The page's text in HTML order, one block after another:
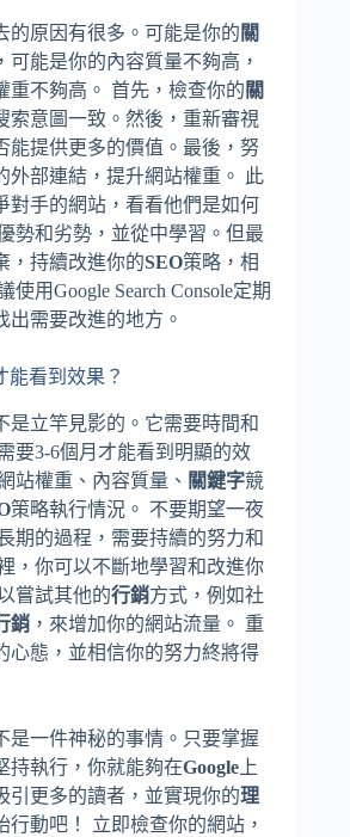
的原因有很多。可能是你的 關
可能是你的內容質量不夠高，
重不夠高。 首先，檢查你的 關
索意圖一致。然後，重新審視
能提供更多的價值。最後，努
外部連結，提升網站權重。 此
對手的網站，看看他們是如何
勢和劣勢，並從中學習。但最
，持續改進你的SEO策略，相
用Google Search Console定期
出需要改進的地方。
能看到效果？
是立竿見影的。它需要時間和
要3-6個月才能看到明顯的效
站權重、內容質量、 關鍵字競
策略執行情況。 不要期望一夜
期的過程，需要持續的努力和
，你可以不斷地學習和改進你
嘗試其他的行銷方式，例如社
銷 ，來增加你的網站流量。 重
心態，並相信你的努力終將得
是一件神秘的事情。只要掌握
持執行，你就能夠在Google 上
引更多的讀者，並實現你的理
行動吧！ 立即檢查你的網站，